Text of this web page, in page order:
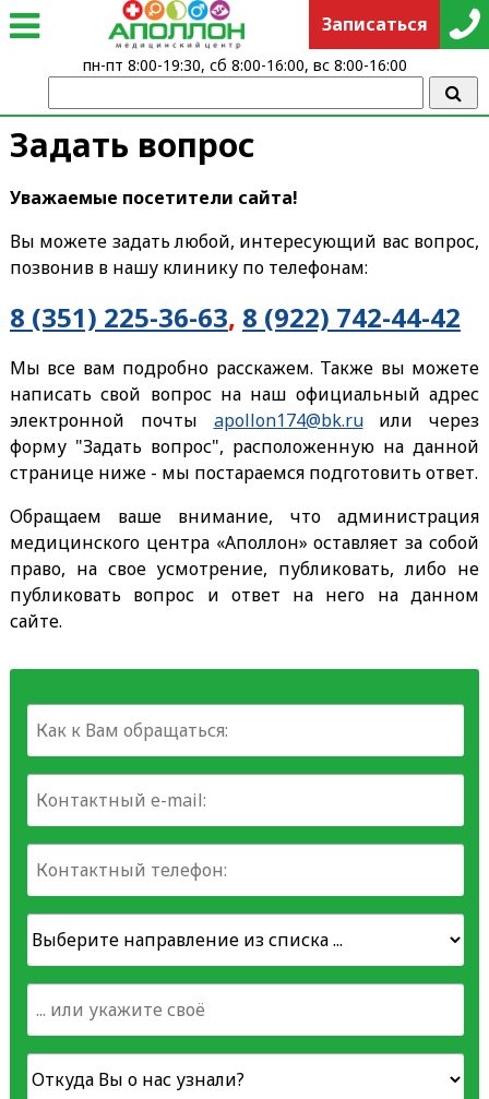
Задать вопрос
Уважаемые посетители сайта!
Вы можете задать любой, интересующий вас вопрос,
позвонив в нашу клинику по телефонам:
8 (351) 225-36-63, 8 (922) 742-44-42
Мы все вам подробно расскажем. Также вы можете
написать свой вопрос на наш официальный адрес
электронной почты apollon174@bk.ruили через
форму "Задать вопрос", расположенную на данной
странице ниже - мы постараемся подготовить ответ.
Обращаем ваше внимание, что администрация
медицинского центра «Аполлон» оставляет за собой
право, на свое усмотрение, публиковать, либо не
публиковать вопрос и ответ на него на данном
сайте.
Записаться
пн-пт 8:00-19:30, сб 8:00-16:00, вс 8:00-16:00